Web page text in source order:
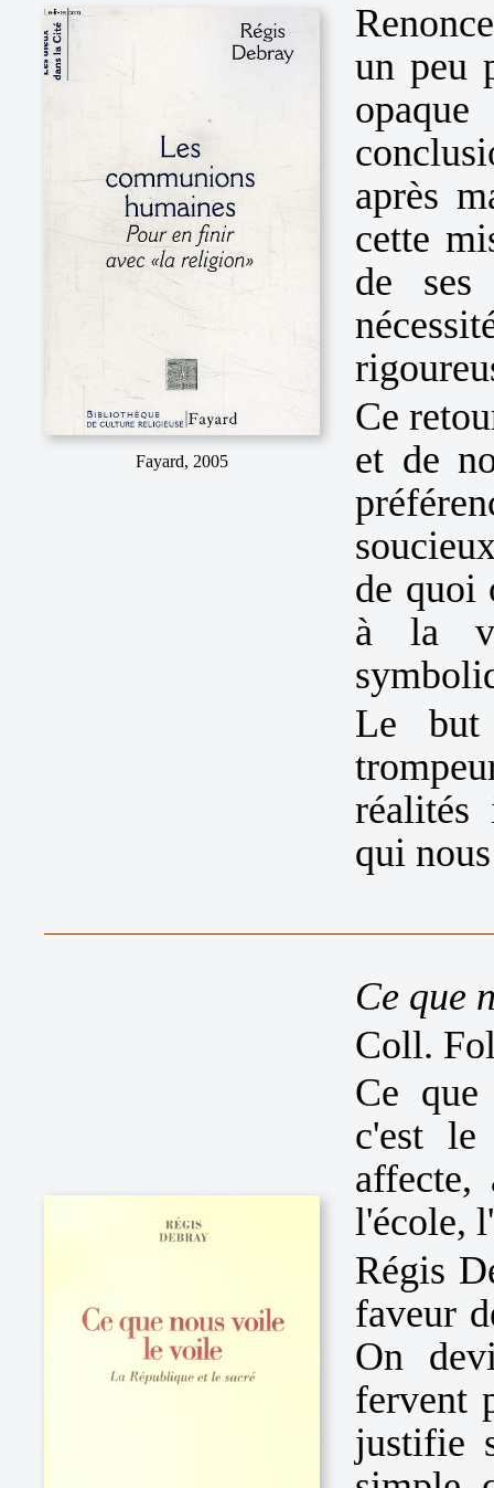
Fayard, 2005
un peu
après
cette
de ses
Ce
et de
de quoi
à la
Le
réalités
qui
Ce que
Coll.
Ce
c'est le
l'école,
Régis
faveur
On
fervent
justifie